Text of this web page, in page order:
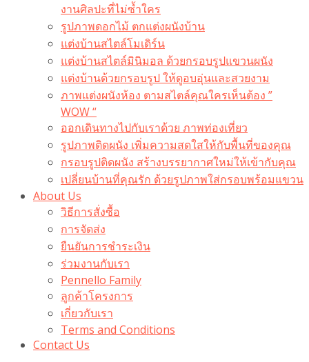
งานศิลปะที่ไม่ซ้ำใคร
รูปภาพดอกไม้ ตกแต่งผนังบ้าน
แต่งบ้านสไตล์โมเดิร์น
แต่งบ้านสไตล์มินิมอล ด้วยกรอบรูปแขวนผนัง
แต่งบ้านด้วยกรอบรูป ให้ดูอบอุ่นและสวยงาม
ภาพแต่งผนังห้อง ตามสไตล์คุณใครเห็นต้อง ”
WOW “
ออกเดินทางไปกับเราด้วย ภาพท่องเที่ยว
รูปภาพติดผนัง เพิ่มความสดใสให้กับพื้นที่ของคุณ
กรอบรูปติดผนัง สร้างบรรยากาศใหม่ให้เข้ากับคุณ
เปลี่ยนบ้านที่คุณรัก ด้วยรูปภาพใส่กรอบพร้อมแขวน​
About Us
วิธีการสั่งซื้อ
การจัดส่ง
ยืนยันการชำระเงิน
ร่วมงานกับเรา
Pennello Family
ลูกค้าโครงการ
เกี่ยวกับเรา
Terms and Conditions
Contact Us